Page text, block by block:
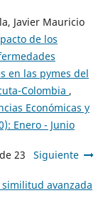
Javier Mauricio
de los
en las pymes del
Colombia ,
Económicas y
Enero - Junio
23 Siguiente
avanzada